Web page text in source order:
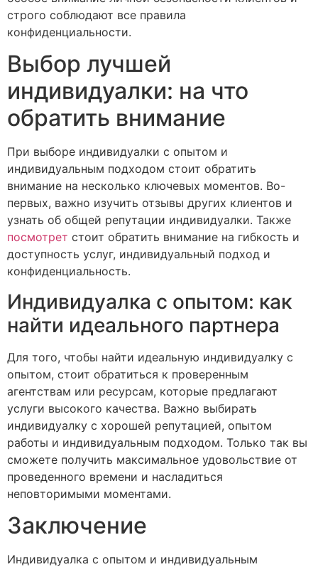
строго соблюдают все правила
конфиденциальности.
Выбор лучшей
индивидуалки: на что
обратить внимание
При выборе индивидуалки с опытом и
индивидуальным подходом стоит обратить
внимание на несколько ключевых моментов. Во-
первых, важно изучить отзывы других клиентов и
узнать об общей репутации индивидуалки. Также
посмотрет стоит обратить внимание на гибкость и
доступность услуг, индивидуальный подход и
конфиденциальность.
Индивидуалка с опытом: как
найти идеального партнера
Для того, чтобы найти идеальную индивидуалку с
опытом, стоит обратиться к проверенным
агентствам или ресурсам, которые предлагают
услуги высокого качества. Важно выбирать
индивидуалку с хорошей репутацией, опытом
работы и индивидуальным подходом. Только так вы
сможете получить максимальное удовольствие от
проведенного времени и насладиться
неповторимыми моментами.
Заключение
Индивидуалка с опытом и индивидуальным